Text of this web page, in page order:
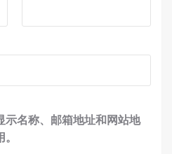
示名称、邮箱地址和网站地